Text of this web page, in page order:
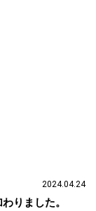
2024.04.24
りました。